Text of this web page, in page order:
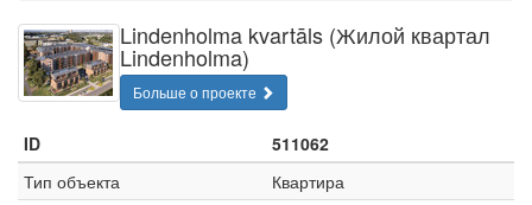
Lindenholma kvartāls (Жилой квартал
Lindenholma)
Больше о проекте
ID
511062
Тип объекта
Квартира